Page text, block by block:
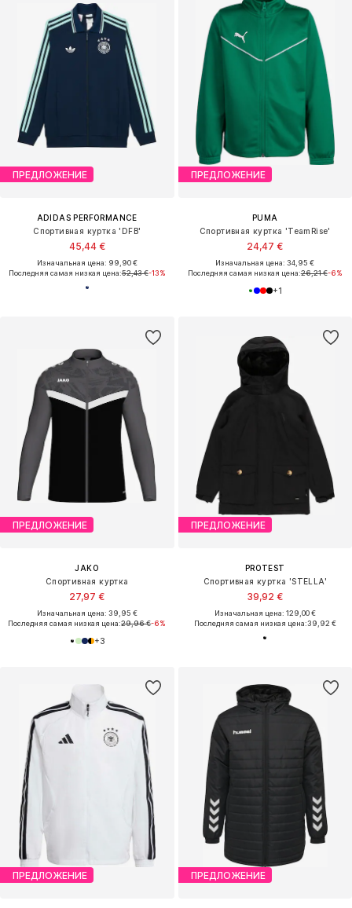
ПРЕДЛОЖЕНИЕ
ADIDAS PERFORMANCE
Спортивная куртка 'DFB'
45,44 €
Изначальная цена: 99,90 €
Последняя самая низкая цена:52,43 €-13%
ПРЕДЛОЖЕНИЕ
PUMA
Спортивная куртка 'TeamRise'
24,47 €
Изначальная цена: 34,95 €
Последняя самая низкая цена:26,21 €-6%
+1
ПРЕДЛОЖЕНИЕ
JAKO
Спортивная куртка
27,97 €
Изначальная цена: 39,95 €
Последняя самая низкая цена:29,96 €-6%
+3
ПРЕДЛОЖЕНИЕ
PROTEST
Спортивная куртка 'STELLA'
39,92 €
Изначальная цена: 129,00 €
Последняя самая низкая цена:39,92 €
ПРЕДЛОЖЕНИЕ ПРЕДЛОЖЕНИЕ